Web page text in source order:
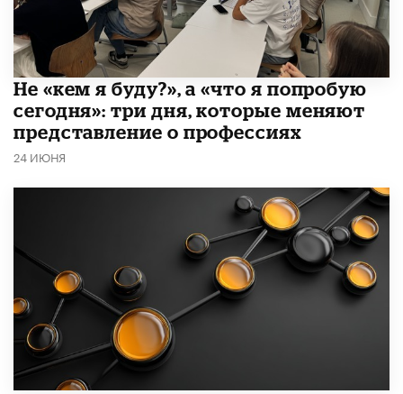
Не «кем я буду?», а «что я попробую
сегодня»: три дня, которые меняют
представление о профессиях
24 ИЮНЯ